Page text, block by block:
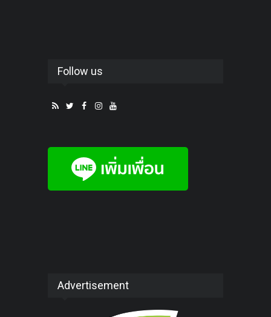
Follow us
Advertisement